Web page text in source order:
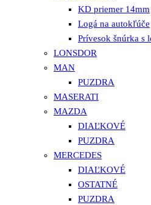
KD priemer 14mm
Logá na autokľúče
Prívesok šnúrka s
LONSDOR
MAN
PUZDRA
MASERATI
MAZDA
DIAĽKOVÉ
PUZDRA
MERCEDES
DIAĽKOVÉ
OSTATNÉ
PUZDRA